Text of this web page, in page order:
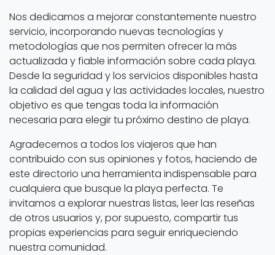
Nos dedicamos a mejorar constantemente nuestro
servicio, incorporando nuevas tecnologías y
metodologías que nos permiten ofrecer la más
actualizada y fiable información sobre cada playa.
Desde la seguridad y los servicios disponibles hasta
la calidad del agua y las actividades locales, nuestro
objetivo es que tengas toda la información
necesaria para elegir tu próximo destino de playa.
Agradecemos a todos los viajeros que han
contribuido con sus opiniones y fotos, haciendo de
este directorio una herramienta indispensable para
cualquiera que busque la playa perfecta. Te
invitamos a explorar nuestras listas, leer las reseñas
de otros usuarios y, por supuesto, compartir tus
propias experiencias para seguir enriqueciendo
nuestra comunidad.